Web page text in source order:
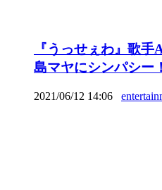
『うっせぇわ』歌
島マヤにシンパシ
2021/06/12 14:06